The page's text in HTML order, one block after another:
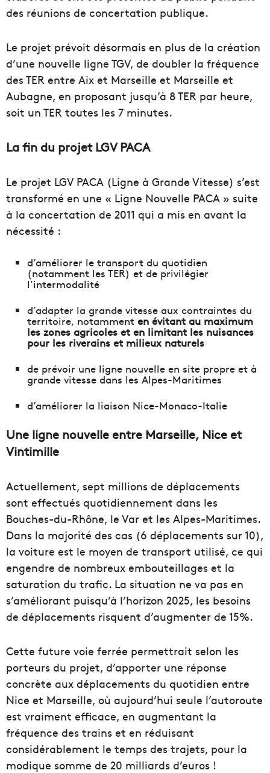
des réunions de concertation publique.
Le projet prévoit désormais en plus de la création
d’une nouvelle ligne TGV, de doubler la fréquence
des TER entre Aix et Marseille et Marseille et
Aubagne, en proposant jusqu’à 8 TER par heure,
soit un TER toutes les 7 minutes.
La fin du projet LGV PACA
Le projet LGV PACA (Ligne à Grande Vitesse) s’est
transformé en une « Ligne Nouvelle PACA » suite
à la concertation de 2011 qui a mis en avant la
nécessité :
d’améliorer le transport du quotidien
(notamment les TER) et de privilégier
l’intermodalité
d’adapter la grande vitesse aux contraintes du
territoire, notamment en évitant au maximum
les zones agricoles et en limitant les nuisances
pour les riverains et milieux naturels
de prévoir une ligne nouvelle en site propre et à
grande vitesse dans les Alpes-Maritimes
d’améliorer la liaison Nice-Monaco-Italie
Une ligne nouvelle entre Marseille, Nice et
Vintimille
Actuellement, sept millions de déplacements
sont effectués quotidiennement dans les
Bouches-du-Rhône, le Var et les Alpes-Maritimes.
Dans la majorité des cas (6 déplacements sur 10),
la voiture est le moyen de transport utilisé, ce qui
engendre de nombreux embouteillages et la
saturation du trafic. La situation ne va pas en
s’améliorant puisqu’à l’horizon 2025, les besoins
de déplacements risquent d’augmenter de 15%.
Cette future voie ferrée permettrait selon les
porteurs du projet, d’apporter une réponse
concrète aux déplacements du quotidien entre
Nice et Marseille, où aujourd’hui seule l’autoroute
est vraiment efficace, en augmentant la
fréquence des trains et en réduisant
considérablement le temps des trajets, pour la
modique somme de 20 milliards d’euros !